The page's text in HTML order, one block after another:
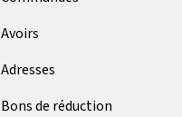
Avoirs
Adresses
Bons de réduction